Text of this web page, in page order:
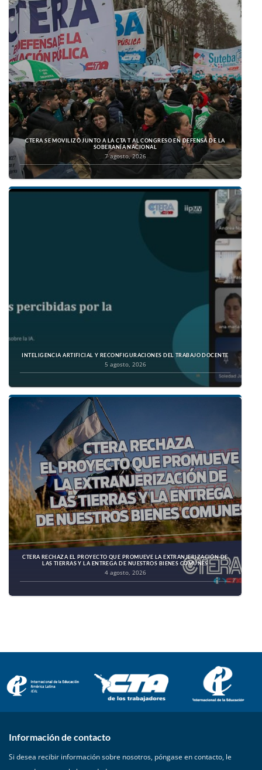
CTERA SE MOVILIZÓ JUNTO A LA CTA T AL CONGRESO EN DEFENSA DE LA
SOBERANÍA NACIONAL
7 agosto, 2026
INTELIGENCIA ARTIFICIAL Y RECONFIGURACIONES DEL TRABAJO DOCENTE
5 agosto, 2026
CTERA RECHAZA EL PROYECTO QUE PROMUEVE LA EXTRANJERIZACIÓN DE
LAS TIERRAS Y LA ENTREGA DE NUESTROS BIENES COMUNES
4 agosto, 2026
Información de contacto
Si desea recibir información sobre nosotros, póngase en contacto, le